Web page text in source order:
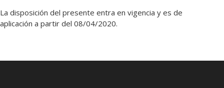
La disposición del presente entra en vigencia y es de
aplicación a partir del 08/04/2020.